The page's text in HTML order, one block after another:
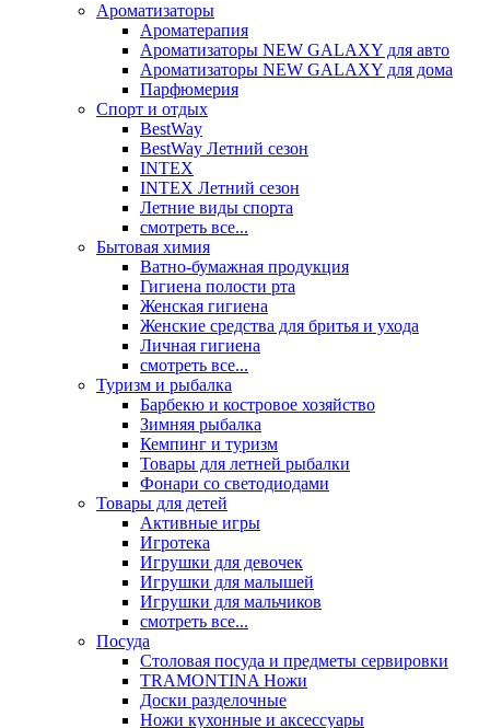
Ароматизаторы
Ароматерапия
Ароматизаторы NEW GALAXY для авто
Ароматизаторы NEW GALAXY для дома
Парфюмерия
Спорт и отдых
BestWay
BestWay Летний сезон
INTEX
INTEX Летний сезон
Летние виды спорта
смотреть все...
Бытовая химия
Ватно-бумажная продукция
Гигиена полости рта
Женская гигиена
Женские средства для бритья и ухода
Личная гигиена
смотреть все...
Туризм и рыбалка
Барбекю и костровое хозяйство
Зимняя рыбалка
Кемпинг и туризм
Товары для летней рыбалки
Фонари со светодиодами
Товары для детей
Активные игры
Игротека
Игрушки для девочек
Игрушки для малышей
Игрушки для мальчиков
смотреть все...
Посуда
Столовая посуда и предметы сервировки
TRAMONTINA Ножи
Доски разделочные
Ножи кухонные и аксессуары